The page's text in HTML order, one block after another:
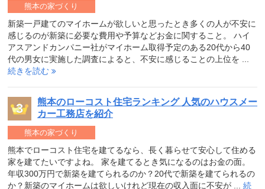
新築一戸建てのマイホームが欲しいと思ったとき多くの人が不安に
感じるのが新築に必要な費用や予算などお金に関すること。 ハイ
アスアンドカンパニー社がマイホーム取得予定のある20代から40
代の男女に実施した調査によると、不安に感じることの上位を ...
続きを読む
熊本の家づくり
熊本のローコスト住宅ランキング 人気のハウスメー
カー工務店を紹介
熊本でローコスト住宅を建てるなら、長く暮らせて安心して住める
家を建てたいですよね。 家を建てるとき気になるのはお金の面。
年収300万円で新築を建てられるのか？20代で新築を建てられるの
か？新築のマイホームは欲しいけれど現在の収入面に不安が ... 続
熊本の家づくり